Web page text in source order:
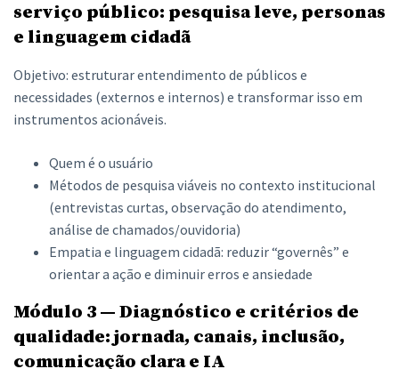
serviço público: pesquisa leve, personas
e linguagem cidadã
Objetivo: estruturar entendimento de públicos e
necessidades (externos e internos) e transformar isso em
instrumentos acionáveis.
Quem é o usuário
Métodos de pesquisa viáveis no contexto institucional
(entrevistas curtas, observação do atendimento,
análise de chamados/ouvidoria)
Empatia e linguagem cidadã: reduzir “governês” e
orientar a ação e diminuir erros e ansiedade
Módulo 3 — Diagnóstico e critérios de
qualidade: jornada, canais, inclusão,
comunicação clara e IA